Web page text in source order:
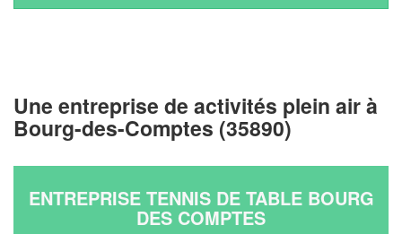
Une entreprise de activités plein air à
Bourg-des-Comptes (35890)
ENTREPRISE TENNIS DE TABLE BOURG
DES COMPTES
nouveaux clients !
En savoir plus